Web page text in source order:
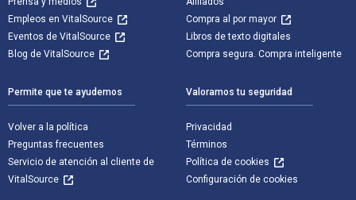
Empleos en VitalSource
Eventos de VitalSource
Blog de VitalSource
Compra al por mayor
Libros de texto digitales
Compra segura. Compra inteligente
Permite que te ayudemos
Volver a la política
Preguntas frecuentes
Servicio de atención al cliente de
VitalSource
Valoramos tu seguridad
Privacidad
Términos
Política de cookies
Configuración de cookies